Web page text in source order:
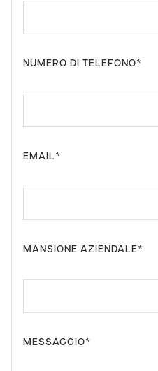
NUMERO DI TELEFONO*
EMAIL*
MANSIONE AZIENDALE*
MESSAGGIO*